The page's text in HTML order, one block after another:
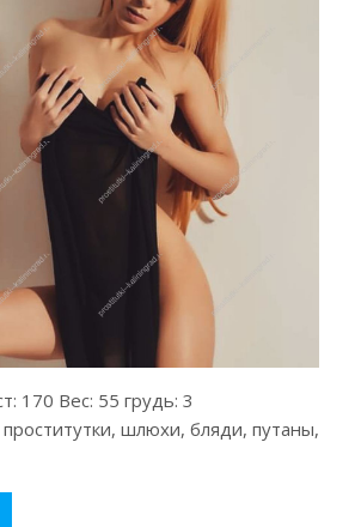
170 Вес: 55 грудь: 3
шлюхи, бляди, путаны,